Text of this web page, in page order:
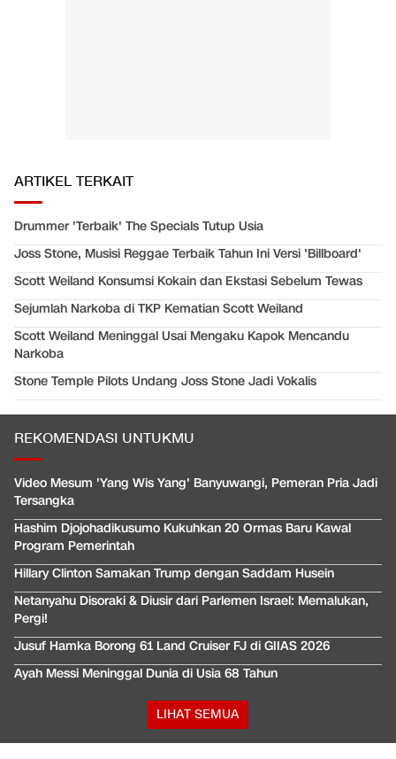
ARTIKEL TERKAIT
Drummer 'Terbaik' The Specials Tutup Usia
Joss Stone, Musisi Reggae Terbaik Tahun Ini Versi 'Billboard'
Scott Weiland Konsumsi Kokain dan Ekstasi Sebelum Tewas
Sejumlah Narkoba di TKP Kematian Scott Weiland
Scott Weiland Meninggal Usai Mengaku Kapok Mencandu
Narkoba
Stone Temple Pilots Undang Joss Stone Jadi Vokalis
REKOMENDASI UNTUKMU
Video Mesum 'Yang Wis Yang' Banyuwangi, Pemeran Pria Jadi
Tersangka
Hashim Djojohadikusumo Kukuhkan 20 Ormas Baru Kawal
Program Pemerintah
Hillary Clinton Samakan Trump dengan Saddam Husein
Netanyahu Disoraki & Diusir dari Parlemen Israel: Memalukan,
Pergi!
Jusuf Hamka Borong 61 Land Cruiser FJ di GIIAS 2026
Ayah Messi Meninggal Dunia di Usia 68 Tahun
LIHAT SEMUA